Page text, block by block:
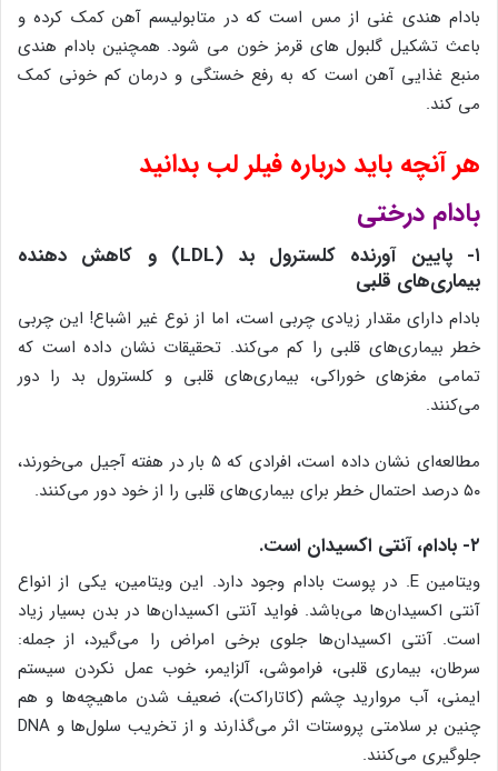
بادام هندی غنی از مس است که در متابولیسم آهن کمک کرده و
باعث تشکیل گلبول های قرمز خون می شود. همچنین بادام هندی
منبع غذایی آهن است که به رفع خستگی و درمان کم خونی کمک
می کند.
هر آنچه باید درباره فیلر لب بدانید
بادام درختی
۱- پایین آورنده کلسترول بد (LDL) و کاهش دهنده
بیماری‌های قلبی
بادام دارای مقدار زیادی چربی است، اما از نوع غیر اشباع! این چربی
خطر بیماری‌های قلبی را کم می‌کند. تحقیقات نشان داده است که
تمامی مغز‌های خوراکی، بیماری‌های قلبی و کلسترول بد را دور
می‌کنند.
مطالعه‌ای نشان داده است، افرادی که ۵ بار در هفته آجیل می‌خورند،
۵۰ درصد احتمال خطر برای بیماری‌های قلبی را از خود دور می‌کنند.
۲- بادام، آنتی اکسیدان است.
ویتامین E. در پوست بادام وجود دارد. این ویتامین، یکی از انواع
آنتی اکسیدان‌ها می‌باشد. فواید آنتی اکسیدان‌ها در بدن بسیار زیاد
است. آنتی اکسیدان‌ها جلوی برخی امراض را می‌گیرد، از جمله:
سرطان، بیماری قلبی، فراموشی، آلزایمر، خوب عمل نکردن سیستم
ایمنی، آب مروارید چشم (کاتاراکت)، ضعیف شدن ماهیچه‌ها و هم
چنین بر سلامتی پروستات اثر می‌گذارند و از تخریب سلول‌ها و DNA
جلوگیری می‌کنند.